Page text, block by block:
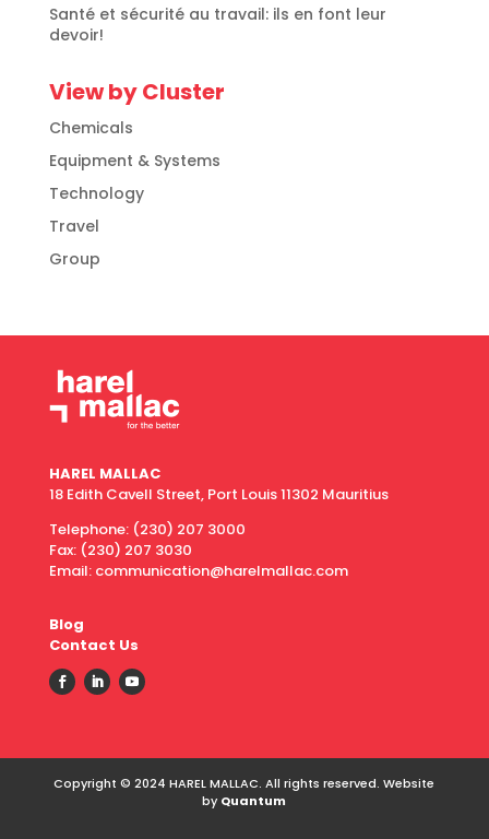
Santé et sécurité au travail: ils en font leur
devoir!
View by Cluster
Chemicals
Equipment & Systems
Technology
Travel
Group
HAREL MALLAC
18 Edith Cavell Street, Port Louis 11302 Mauritius
Telephone: (230) 207 3000
Fax: (230) 207 3030
Email: communication@harelmallac.com
Blog
Contact Us
Copyright © 2024 HAREL MALLAC. All rights reserved. Website
by Quantum